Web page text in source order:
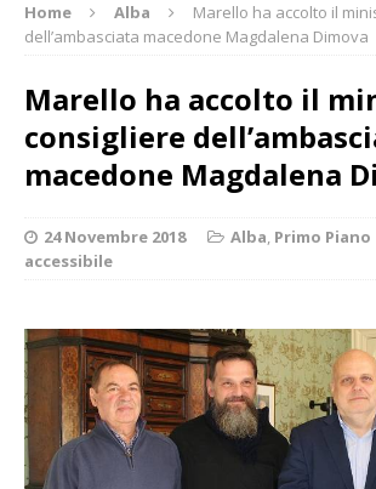
Home Alba
Marello ha accolto il
dell’ambasciata macedone Magdalena Dimova
Marello ha accolto il
consigliere
macedone Magdalena
24 Novembre 2018 Alba, Primo Piano
accessibile